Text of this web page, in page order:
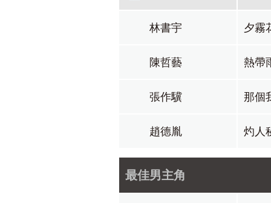
林書宇 夕霧
陳哲藝 熱帶
張作驥 那個
趙德胤 灼人
最佳男主角